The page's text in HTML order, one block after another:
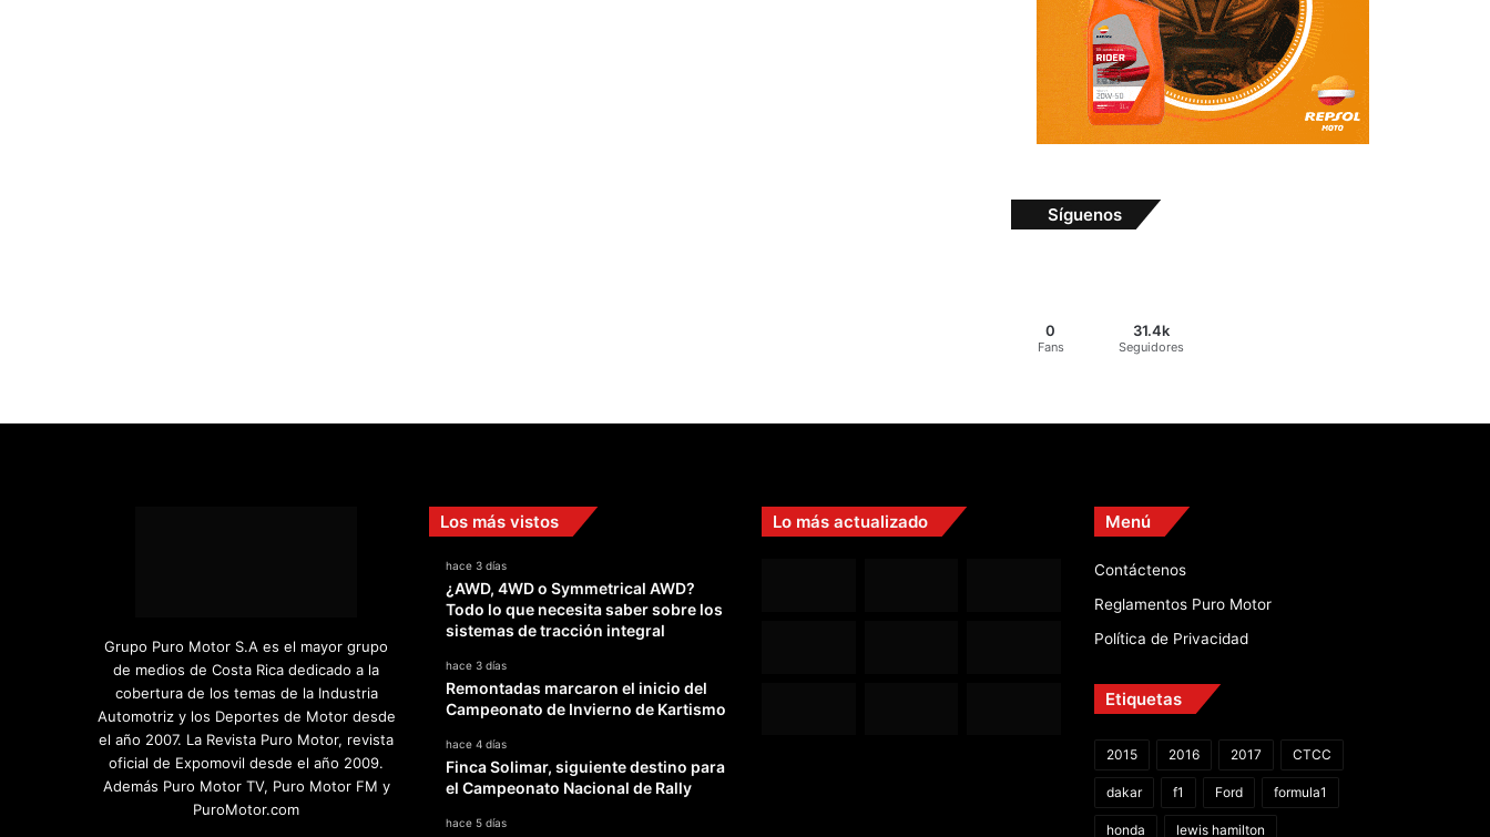
Síguenos
0
Fans
31.4k
Seguidores
Grupo Puro Motor S.A es el mayor grupo
de medios de Costa Rica dedicado a la
cobertura de los temas de la Industria
Automotriz y los Deportes de Motor desde
el año 2007. La Revista Puro Motor, revista
oficial de Expomovil desde el año 2009.
Además Puro Motor TV, Puro Motor FM y
PuroMotor.com
Los más vistos
hace 3 días
¿AWD, 4WD o Symmetrical AWD?
Todo lo que necesita saber sobre los
sistemas de tracción integral
hace 3 días
Remontadas marcaron el inicio del
Campeonato de Invierno de Kartismo
hace 4 días
Finca Solimar, siguiente destino para
el Campeonato Nacional de Rally
hace 5 días
Lo más actualizado Menú
Contáctenos
Reglamentos Puro Motor
Política de Privacidad
Etiquetas
2015 2016 2017 CTCC
dakar f1 Ford formula1
honda lewis hamilton